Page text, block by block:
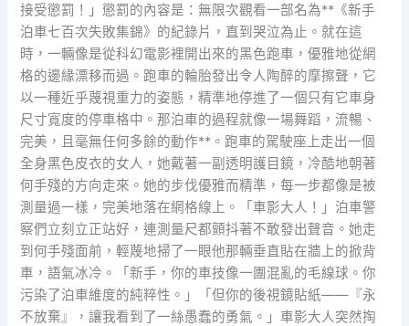
接受懲罰！」懲罰的內容是：無限次觀看一部名為**《新手
泊車七百次失敗集錦》的紀錄片，直到哭泣為止。就在這
時，一輛像是從科幻電影裡開出來的黑色跑車，優雅地從網
格的邊緣漂移而過。跑車的輪胎發出令人陶醉的摩擦聲，它
以一種近乎蔑視重力的姿態，精準地停進了一個只有它車身
尺寸寬度的停車格中。那泊車的過程就像一場舞蹈，流暢、
完美，且毫無任何多餘的動作**。跑車的駕駛座上走出一個
全身黑色皮衣的女人，她戴著一副透明護目鏡，冷酷地朝著
何手殘的方向走來。她的步伐優雅而精準，每一步都像是被
測量過一樣，完美地落在網格線上。「車影大人！」泊車警
察們立刻立正站好，連測量尺都顫抖著不敢發出聲音。她走
到何手殘面前，輕蔑地掃了一眼他那輛垂直貼在牆上的掀背
車，語氣冰冷。「新手，你的車技像一團混亂的毛線球。你
污染了泊車維度的純粹性。」「但你的後視鏡貼紙——『永
不放棄』，讓我看到了一絲愚蠢的勇氣。」車影大人突然掏